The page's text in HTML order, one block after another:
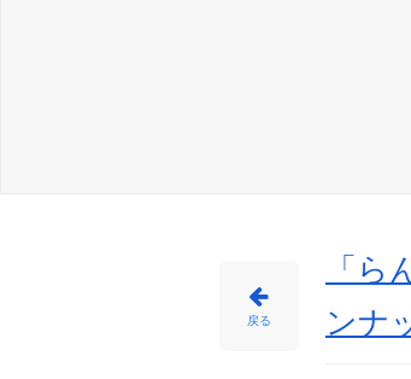
戻る
「
ンナ